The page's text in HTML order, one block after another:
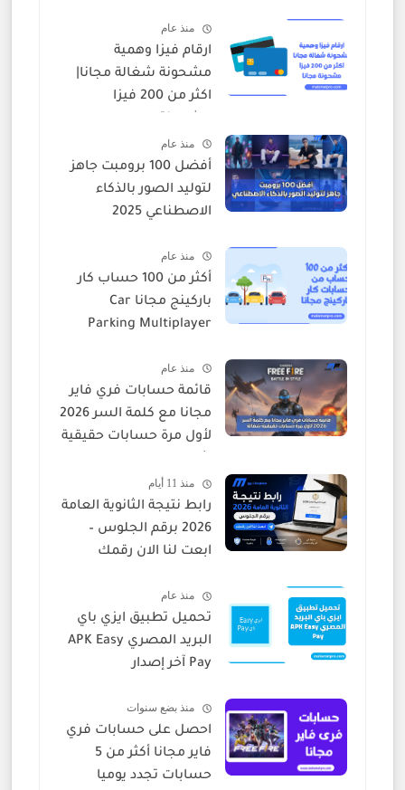
منذ عام
ارقام فيزا وهمية
مشحونة شغالة مجانا|
اكثر من 200 فيزا
منذ عام
أفضل 100 برومبت جاهز
لتوليد الصور بالذكاء
الاصطناعي 2025
منذ عام
أكثر من 100 حساب كار
باركينج مجانا Car
Parking Multiplayer
منذ عام
قائمة حسابات فري فاير
مجانا مع كلمة السر 2026
لأول مرة حسابات حقيقية
منذ 11 أيام
رابط نتيجة الثانوية العامة
2026 برقم الجلوس –
ابعت لنا الان رقمك
منذ عام
تحميل تطبيق ايزي باي
البريد المصري APK Easy
Pay آخر إصدار
منذ بضع سنوات
احصل على حسابات فري
فاير مجانا أكثر من 5
حسابات تجدد يوميا